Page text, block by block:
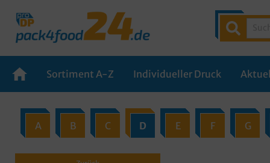
Sortiment A-Z Individueller Druck
A B C D E F G